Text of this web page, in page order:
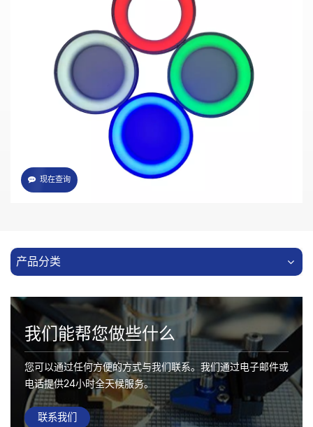
多角度环形光源
环形光源 提供不同角度照射，能突出物体的三维信息有
效解决对角照射阴影问题
周围表面采用滚花设计，扩
大散热面积保障光源的使用
根据客户不同需求可选配不同漫射板
现在查询
产品分类
我们能帮您做些什么
您可以通过任何方便的方式与我们联系。我们通过电子邮件或
电话提供24小时全天候服务。
联系我们